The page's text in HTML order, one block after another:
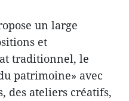
un large
et
traditionnel, le
patrimoine» avec
des ateliers créatifs,